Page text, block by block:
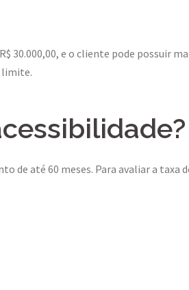
30.000,00, e o cliente pode possuir
limite.
de até 60 meses. Para avaliar a taxa